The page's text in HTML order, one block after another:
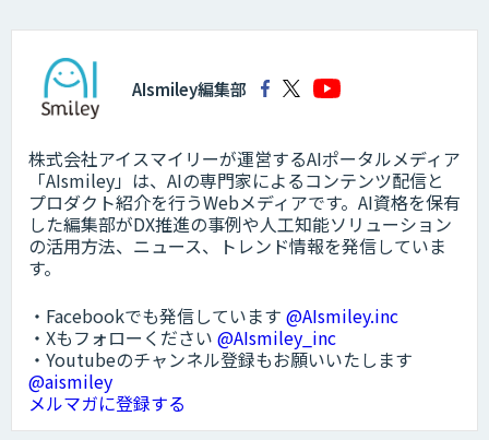
AIsmiley編集部
株式会社アイスマイリーが運営するAIポータルメディア
「AIsmiley」は、AIの専門家によるコンテンツ配信と
プロダクト紹介を行うWebメディアです。AI資格を保有
した編集部がDX推進の事例や人工知能ソリューション
の活用方法、ニュース、トレンド情報を発信していま
す。
・Facebookでも発信しています @AIsmiley.inc
・Xもフォローください @AIsmiley_inc
・Youtubeのチャンネル登録もお願いいたします
@aismiley
メルマガに登録する